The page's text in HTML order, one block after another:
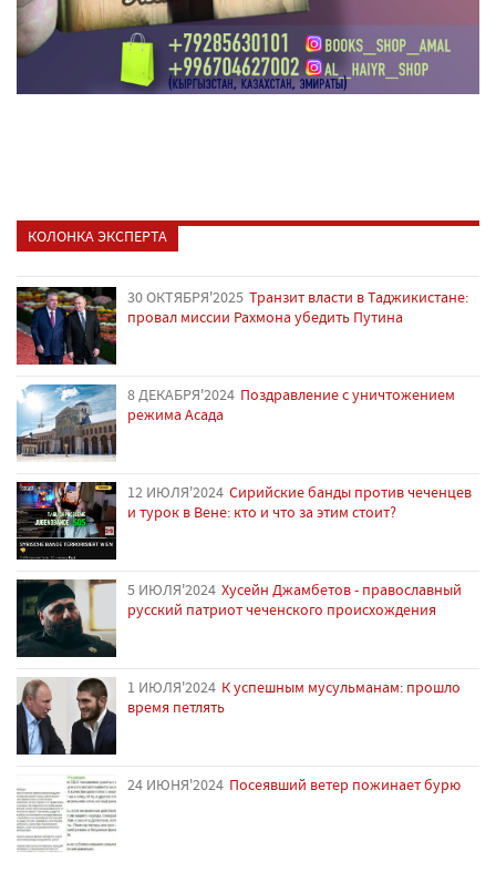
КОЛОНКА ЭКСПЕРТА
30 ОКТЯБРЯ'2025 Транзит власти в Таджикистане:
провал миссии Рахмона убедить Путина
8 ДЕКАБРЯ'2024 Поздравление с уничтожением
режима Асада
12 ИЮЛЯ'2024 Сирийские банды против чеченцев
и турок в Вене: кто и что за этим стоит?
5 ИЮЛЯ'2024 Хусейн Джамбетов - православный
русский патриот чеченского происхождения
1 ИЮЛЯ'2024 К успешным мусульманам: прошло
время петлять
24 ИЮНЯ'2024 Посеявший ветер пожинает бурю